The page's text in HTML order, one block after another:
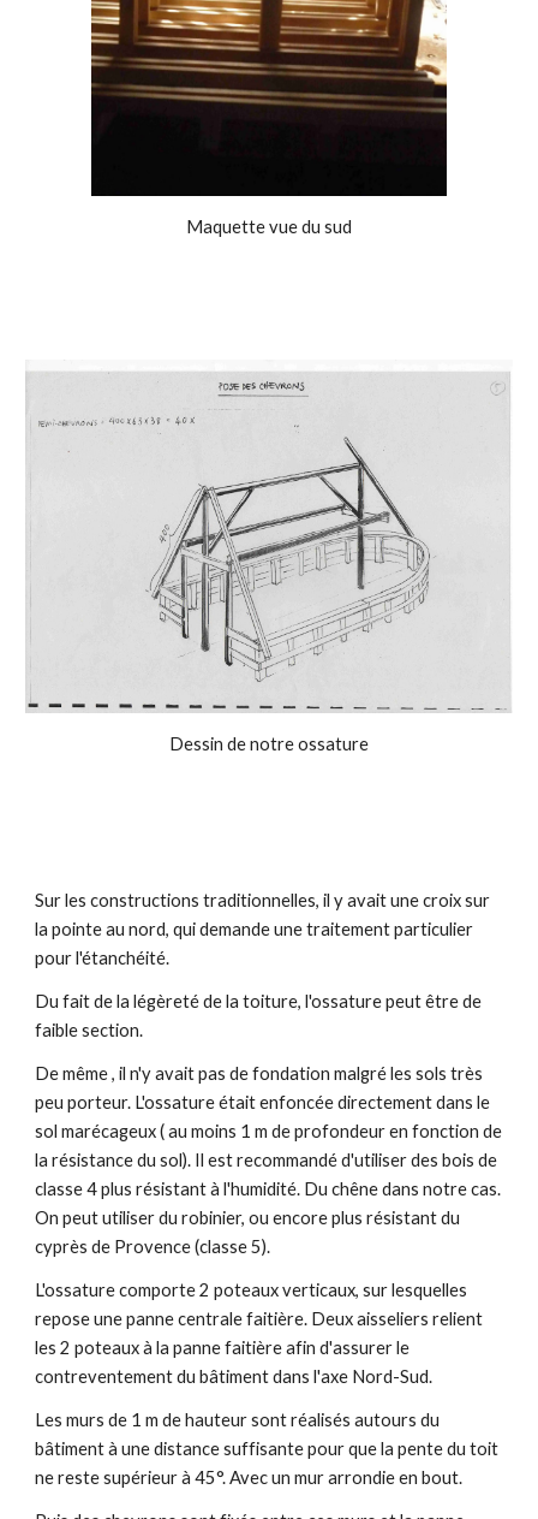
Maquette vue du sud
Dessin de notre ossature
Sur les constructions traditionnelles, il y avait une croix sur
la pointe au nord, qui demande une traitement particulier
pour l'étanchéité.
Du fait de la légèreté de la toiture, l'ossature peut être de
faible section.
De même , il n'y avait pas de fondation malgré les sols très
peu porteur. L'ossature était enfoncée directement dans le
sol marécageux ( au moins 1 m de profondeur en fonction de
la résistance du sol). Il est recommandé d'utiliser des bois de
classe 4 plus résistant à l'humidité. Du chêne dans notre cas.
On peut utiliser du robinier, ou encore plus résistant du
cyprès de Provence (classe 5).
L'ossature comporte 2 poteaux verticaux, sur lesquelles
repose une panne centrale faitière. Deux aisseliers relient
les 2 poteaux à la panne faitière afin d'assurer le
contreventement du bâtiment dans l'axe Nord-Sud.
Les murs de 1 m de hauteur sont réalisés autours du
bâtiment à une distance suffisante pour que la pente du toit
ne reste supérieur à 45°. Avec un mur arrondie en bout.